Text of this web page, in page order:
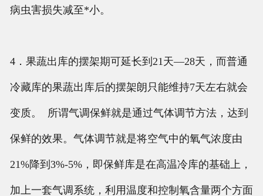
病虫害损失减至*小。
4．果蔬出库的摆架期可延长到21天—28天，而普通
冷藏库的果蔬出库后的摆架朗只能维持7天左右就会
变质。 所谓气调保鲜就是通过气体调节方法，达到
保鲜的效果。气体调节就是将空气中的氧气浓度由
21%降到3%-5%，即保鲜库是在高温冷库的基础上，
加上一套气调系统，利用温度和控制氧含量两个方面